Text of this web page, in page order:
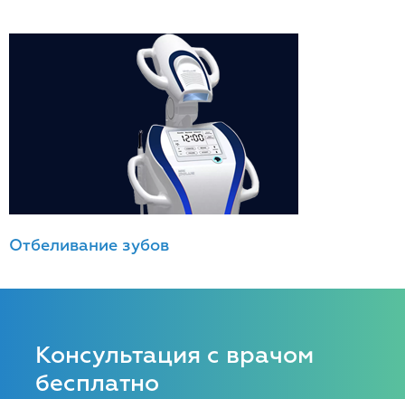
Отбеливание зубов
Консультация с врачом
бесплатно